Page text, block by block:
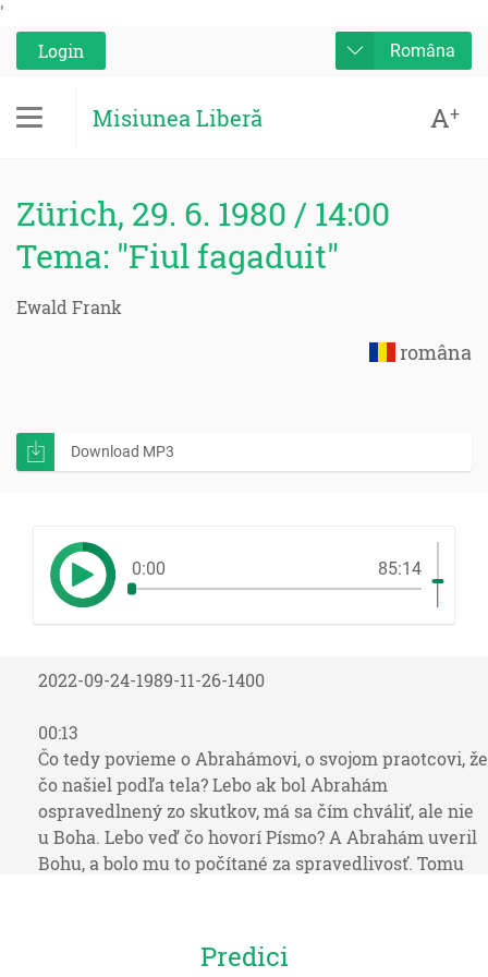
'
Login
Româna
Misiunea Liberă A+
Zürich, 29. 6. 1980 / 14:00
Tema: "Fiul fagaduit"
Ewald Frank
româna
Download MP3
0:00 85:14
2022-09-24-1989-11-26-1400
00:13
Čo tedy povieme o Abrahámovi, o svojom praotcovi, že
čo našiel podľa tela? Lebo ak bol Abrahám
ospravedlnený zo skutkov, má sa čím chváliť, ale nie
u Boha. Lebo veď čo hovorí Písmo? A Abrahám uveril
Bohu, a bolo mu to počítané za spravedlivosť. Tomu
verí na toho, ktorý ospravedlňuje bezbožného, počíta
sa jeho viera za spravedlivosť. Ako aj Dávid hovorí o
Predici